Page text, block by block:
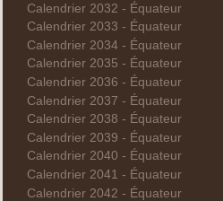
Calendrier 2032 - Équateur
Calendrier 2033 - Équateur
Calendrier 2034 - Équateur
Calendrier 2035 - Équateur
Calendrier 2036 - Équateur
Calendrier 2037 - Équateur
Calendrier 2038 - Équateur
Calendrier 2039 - Équateur
Calendrier 2040 - Équateur
Calendrier 2041 - Équateur
Calendrier 2042 - Équateur